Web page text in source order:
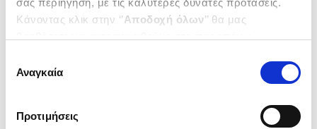
σας περιήγηση, με τις καλύτερες δυνατές προτάσεις.
Κάνοντας κλικ στην ‘’Αποδοχή όλων’’ θα μας
ενδιαφέρουν και να επιλέξετε από τα παρακάτω με την
΄΄και να ενημερωθείτε σχετικά με
συγκατάθεσης
Αναγκαία
Προτιμήσεις